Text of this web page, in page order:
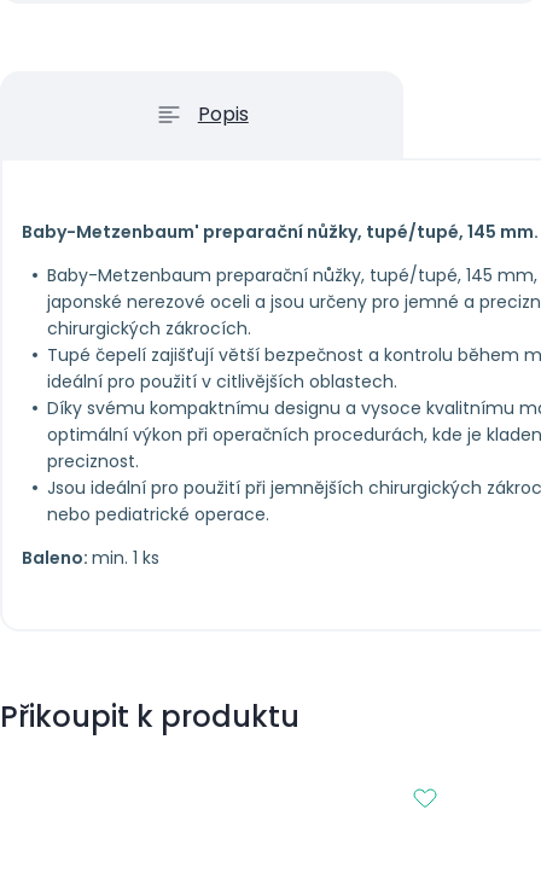
Popis
Baby-Metzenbaum' preparační nůžky, tupé/tupé, 145 mm.
Baby-Metzenbaum preparační nůžky, tupé/tupé, 145
japonské nerezové oceli a jsou určeny pro jemné a
chirurgických zákrocích.
Tupé čepelí zajišťují větší bezpečnost a kontrolu během
ideální pro použití v citlivějších oblastech.
Díky svému kompaktnímu designu a vysoce kvalitnímu
optimální výkon při operačních procedurách, kde je
preciznost.
Jsou ideální pro použití při jemnějších chirurgických
nebo pediatrické operace.
Baleno: min. 1 ks
Přikoupit k produktu